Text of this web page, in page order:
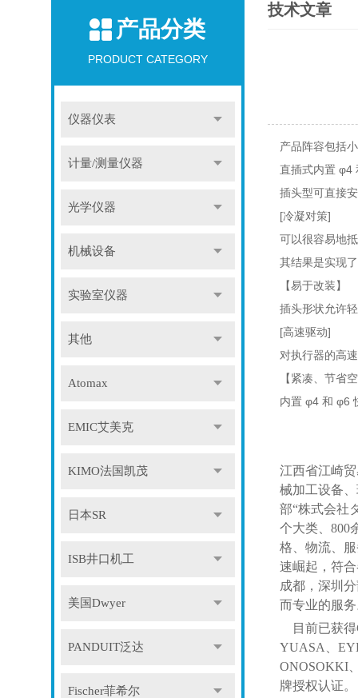
产品分类
PRODUCT CATEGORY
仪器仪表
计量/测量仪器
光学仪器
机械设备
实验室仪器
其他
Atomax
EMIC艾美克
KIMO法国凯茂
日本SR
ISB井口机工
美国Dwyer
PANDUIT泛达
Fischer菲希尔
技术文章
产品阵容包括
直插式内置 φ4
插头型可直接
[冷凝对策]
可以很容易地
其结果是实现
【易于改装】
插头形状允许
[高速驱动]
对执行器的高
【紧凑、节省
内置 φ4 和 φ6
江西省江崎
械加工设备
部“株式会社
个大类、800
格、物流、
速崛起，符
成都，深圳
而专业的服
目前已获得
YUASA、
ONOSOKKI
牌授权认证。